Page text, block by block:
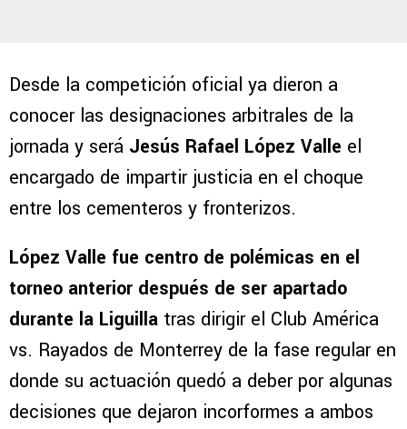
Desde la competición oficial ya dieron a
conocer las designaciones arbitrales de la
jornada y será Jesús Rafael López Valle el
encargado de impartir justicia en el choque
entre los cementeros y fronterizos.
López Valle fue centro de polémicas en el
torneo anterior después de ser apartado
durante la Liguilla tras dirigir el Club América
vs. Rayados de Monterrey de la fase regular en
donde su actuación quedó a deber por algunas
decisiones que dejaron incorformes a ambos